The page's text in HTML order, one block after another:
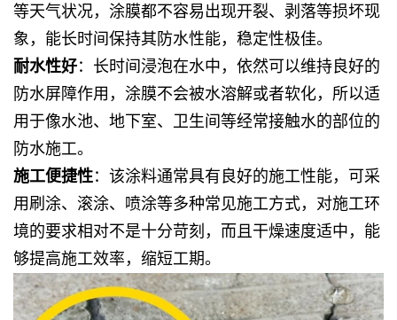
等天气状况，涂膜都不容易出现开裂、剥落等损坏现
象，能长时间保持其防水性能，稳定性极佳。
耐水性好：长时间浸泡在水中，依然可以维持良好的
防水屏障作用，涂膜不会被水溶解或者软化，所以适
用于像水池、地下室、卫生间等经常接触水的部位的
防水施工。
施工便捷性：该涂料通常具有良好的施工性能，可采
用刷涂、滚涂、喷涂等多种常见施工方式，对施工环
境的要求相对不是十分苛刻，而且干燥速度适中，能
够提高施工效率，缩短工期。